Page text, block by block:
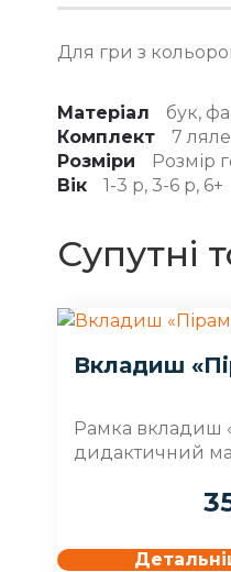
Для гри з
Матеріал
бук,
Комплект
7
Розміри
Розмір
Вік
1-3 р, 3-6 р, 6+
Супутні
Вкладиш
Рамка вкладиш
дидактичний